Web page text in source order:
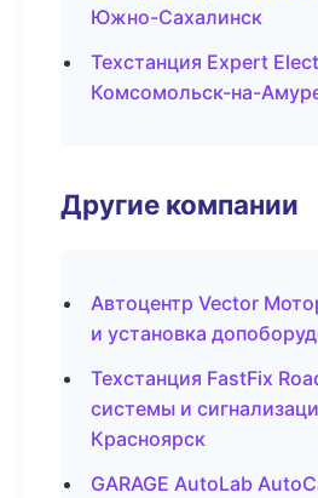
Южно-Сахалинск
Техстанция Expert
Комсомольск-на-
Другие компании
Автоцентр Vector
и установка
Техстанция FastFix
системы и
Красноярск
GARAGE AutoLab